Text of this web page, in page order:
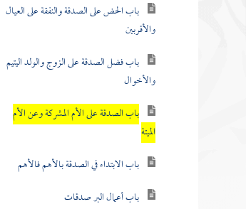
باب الحض على الصدقة والنفقة على العيال
والأقربين
باب فضل الصدقة على الزوج والولد اليتيم
والأخوال
باب الصدقة على الأم المشركة وعن الأم
الميتة
باب الابتداء في الصدقة بالأهم فالأهم
باب أعمال البر صدقات